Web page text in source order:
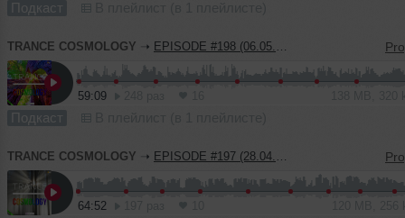
Подкаст
TRANCE COSMOLOGY ➝ EPISODE #198 (06.05.2023)
59:09
Подкаст
TRANCE COSMOLOGY ➝ EPISODE #197 (28.04.2023)
64:52